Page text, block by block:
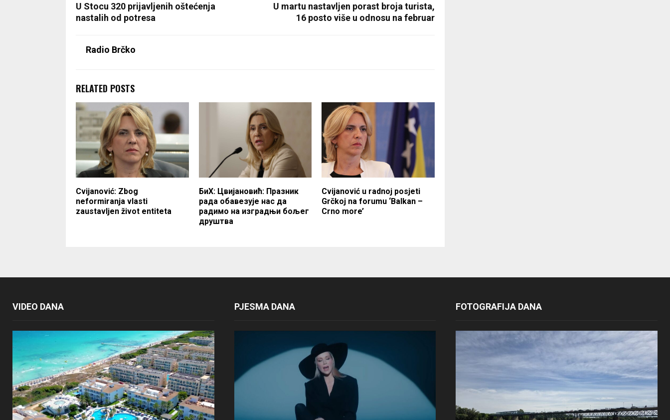
U Stocu 320 prijavljenih oštećenja
nastalih od potresa
U martu nastavljen porast broja turista,
16 posto više u odnosu na februar
Radio Brčko
RELATED POSTS
Cvijanović: Zbog
neformiranja vlasti
zaustavljen život entiteta
БиХ: Цвијановић: Празник
рада обавезује нас да
радимо на изградњи бољег
друштва
Cvijanović u radnoj posjeti
Grčkoj na forumu ‘Balkan –
Crno more’
VIDEO DANA PJESMA DANA FOTOGRAFIJA DANA